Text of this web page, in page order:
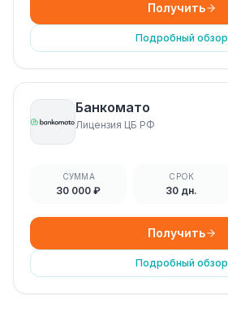
Получить
Подробный обзор
Банкомато
Лицензия ЦБ РФ
СУММА
30 000 ₽
СРОК
30 дн.
Получить
Подробный обзор